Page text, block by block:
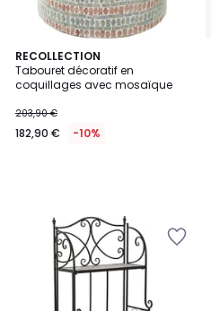
RECOLLECTION
Tabouret décoratif en
coquillages avec mosaïque
203,90 €
182,90 € -10%